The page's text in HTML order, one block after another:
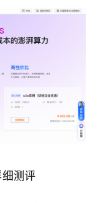
测评